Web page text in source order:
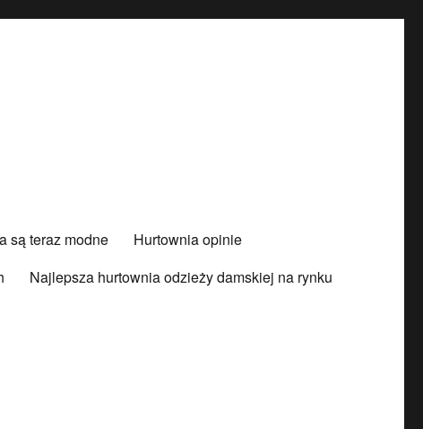
są teraz modne
Hurtownia opinie
Najlepsza hurtownia odzieży damskiej na rynku